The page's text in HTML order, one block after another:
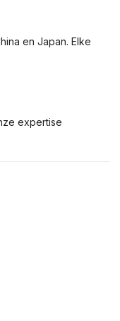
en Japan. Elke
expertise